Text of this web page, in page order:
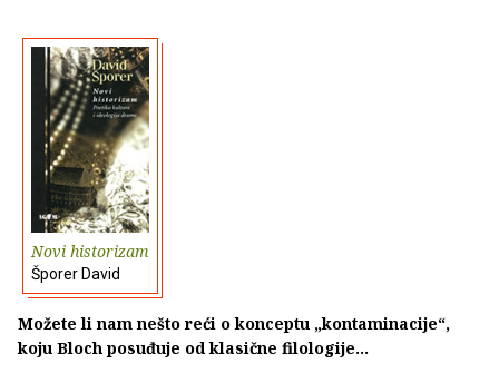
Novi historizam
Šporer David
Možete li nam nešto reći o konceptu „kontaminacije“,
koju Bloch posuđuje od klasične filologije...